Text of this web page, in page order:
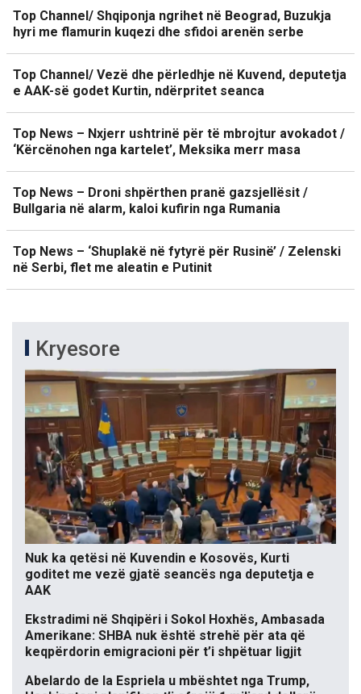
Top Channel/ Shqiponja ngrihet në Beograd, Buzukja
hyri me flamurin kuqezi dhe sfidoi arenën serbe
Top Channel/ Vezë dhe përledhje në Kuvend, deputetja
e AAK-së godet Kurtin, ndërpritet seanca
Top News – Nxjerr ushtrinë për të mbrojtur avokadot /
‘Kërcënohen nga kartelet’, Meksika merr masa
Top News – Droni shpërthen pranë gazsjellësit /
Bullgaria në alarm, kaloi kufirin nga Rumania
Top News – ‘Shuplakë në fytyrë për Rusinë’ / Zelenski
në Serbi, flet me aleatin e Putinit
Kryesore
Nuk ka qetësi në Kuvendin e Kosovës, Kurti
goditet me vezë gjatë seancës nga deputetja e
AAK
Ekstradimi në Shqipëri i Sokol Hoxhës, Ambasada
Amerikane: SHBA nuk është strehë për ata që
keqpërdorin emigracioni për t’i shpëtuar ligjit
Abelardo de la Espriela u mbështet nga Trump,